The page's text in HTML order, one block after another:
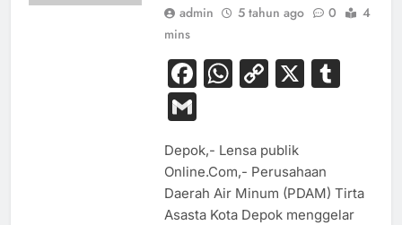
admin 5 tahun ago 0
4
mins
Facebook
WhatsApp
Copy
X
Gmail
Depok,- Lensa publik
Online.Com,- Perusahaan
Daerah Air Minum (PDAM) Tirta
Asasta Kota Depok menggelar